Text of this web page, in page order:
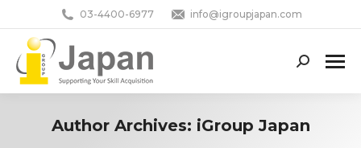
03-4400-6977 info@igroupjapan.com
Search:
Author Archives: iGroup Japan